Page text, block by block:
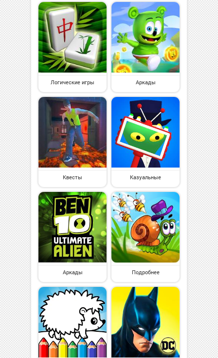
Логические игры Аркады
Квесты Казуальные
Аркады Подробнее